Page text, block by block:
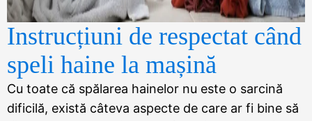
Instrucțiuni de respectat când
speli haine la mașină
Cu toate că spălarea hainelor nu este o sarcină
dificilă, există câteva aspecte de care ar fi bine să